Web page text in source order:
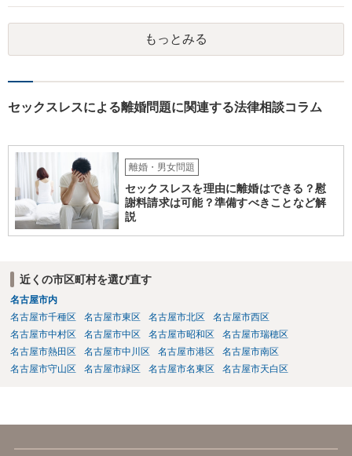
次第になりますが、この依頼を受ける弁護士は少ない印象はありま
す。 ・不倫女に内容証明で慰謝料請求する ・婚姻費用を申立て（自分
でできるのか？） →離婚や不貞関係を扱っている弁護士であれば通常
対応しています。 なお、婚姻費用の申立てについてご自身で対応され
婚調停となった場合の継続的なサポート →離婚事件を扱っている弁護
している弁護士もいますが、そのようなサポート業務のみ対応してい
るかは各弁護士次第によります。
もっとみる
セックスレスによる離婚問題に関連する法律相談コラム
離婚・男女問題
セックスレスを理由に離婚はできる？慰
謝料請求は可能？準備すべきことなど解
説
近くの市区町村を選び直す
名古屋市内
名古屋市千種区
名古屋市東区 名古屋市北区
名古屋市西区
名古屋市中村区
名古屋市中区 名古屋市昭和区
名古屋市瑞穂区
名古屋市熱田区
名古屋市中川区 名古屋市港区
名古屋市南区
名古屋市守山区
名古屋市緑区 名古屋市名東区 名古屋市天白区